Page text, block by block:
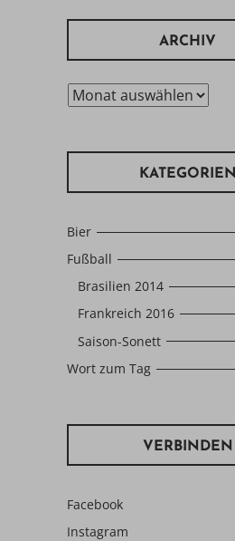
ARCHIV
Archiv
KATEGORIEN
Bier
Fußball
Brasilien 2014
Frankreich 2016
Saison-Sonett
Wort zum Tag
VERBINDEN
Facebook
Instagram